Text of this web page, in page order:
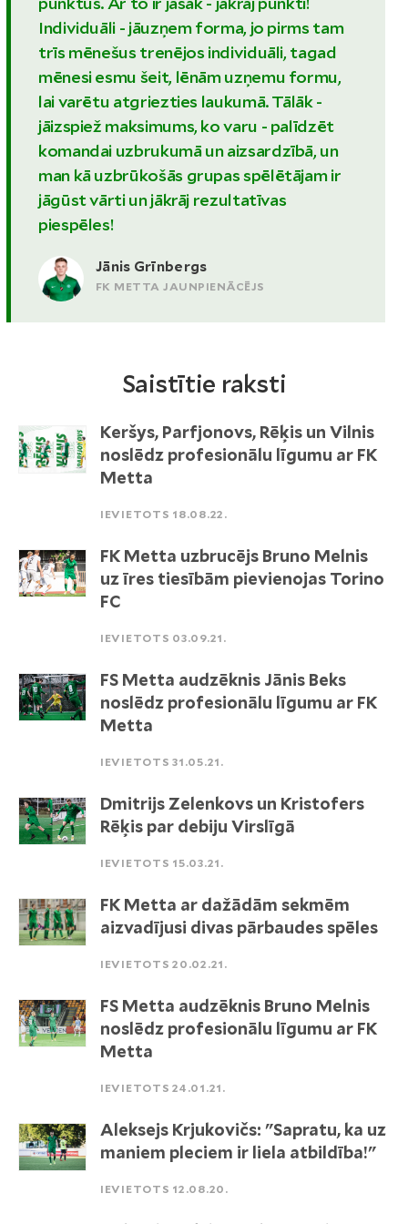
Individuāli - jāuzņem forma, jo pirms tam
trīs mēnešus trenējos individuāli, tagad
mēnesi esmu šeit, lēnām uzņemu formu,
lai varētu atgriezties laukumā. Tālāk -
jāizspiež maksimums, ko varu - palīdzēt
komandai uzbrukumā un aizsardzībā, un
man kā uzbrūkošās grupas spēlētājam ir
jāgūst vārti un jākrāj rezultatīvas
piespēles!
Jānis Grīnbergs
FK METTA JAUNPIENĀCĒJS
Saistītie raksti
Keršys, Parfjonovs, Rēķis un Vilnis
noslēdz profesionālu līgumu ar FK
Metta
IEVIETOTS 18.08.22.
FK Metta uzbrucējs Bruno Melnis
uz īres tiesībām pievienojas Torino
FC
IEVIETOTS 03.09.21.
FS Metta audzēknis Jānis Beks
noslēdz profesionālu līgumu ar FK
Metta
IEVIETOTS 31.05.21.
Dmitrijs Zelenkovs un Kristofers
Rēķis par debiju Virslīgā
IEVIETOTS 15.03.21.
FK Metta ar dažādām sekmēm
aizvadījusi divas pārbaudes spēles
IEVIETOTS 20.02.21.
FS Metta audzēknis Bruno Melnis
noslēdz profesionālu līgumu ar FK
Metta
IEVIETOTS 24.01.21.
Aleksejs Krjukovičs: "Sapratu, ka uz
maniem pleciem ir liela atbildība!"
IEVIETOTS 12.08.20.